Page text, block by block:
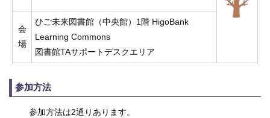
会
場
ひご未来図書館（中央館）1階 HigoBank
Learning Commons
図書館TAサポートデスクエリア
参加方法
参加方法は2通りあります。